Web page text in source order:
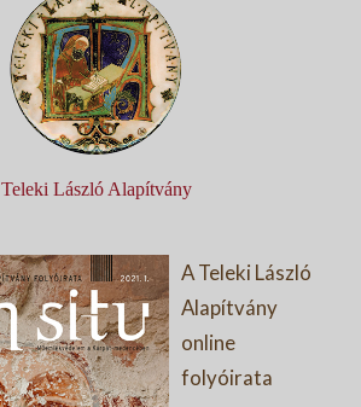
Teleki László Alapítvány
A Teleki László
Alapítvány
online
folyóirata